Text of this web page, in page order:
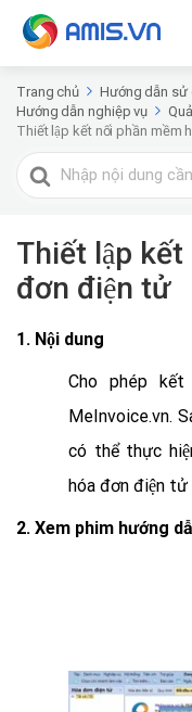
Trang chủ
Hướng dẫn sử
Hướng dẫn nghiệp vụ
Thiết lập kết nối phần mềm
Tìm
kiếm
Thiết lập
đơn điện tử
1. Nội dung
Cho phép
MeInvoice.vn.
có thể thực
hóa đơn điện tử
2. Xem phim hướng